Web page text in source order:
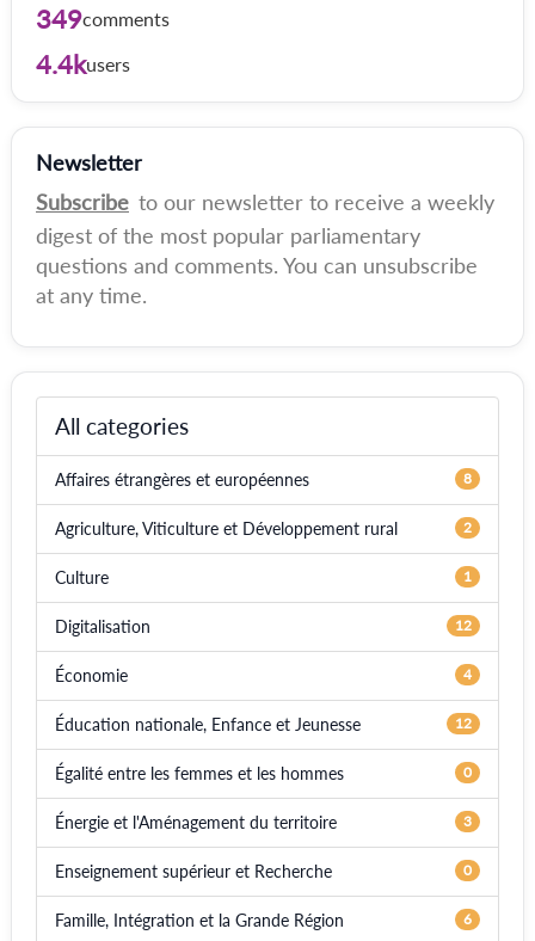
349comments
4.4kusers
Newsletter
Subscribe to our newsletter to receive a weekly
digest of the most popular parliamentary
questions and comments. You can unsubscribe
at any time.
All categories
Affaires étrangères et européennes 8
Agriculture, Viticulture et Développement rural 2
Culture 1
Digitalisation 12
Économie 4
Éducation nationale, Enfance et Jeunesse 12
Égalité entre les femmes et les hommes 0
Énergie et l'Aménagement du territoire 3
Enseignement supérieur et Recherche 0
Famille, Intégration et la Grande Région 6